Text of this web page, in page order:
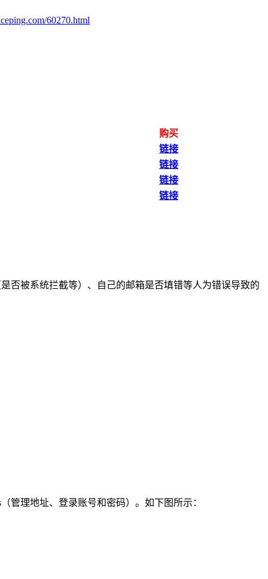
60270.html
购买
链接
链接
链接
链接
否被系统拦截等）、自己的邮箱是否填错等人为错误导致的
管理地址、登录账号和密码）。如下图所示：